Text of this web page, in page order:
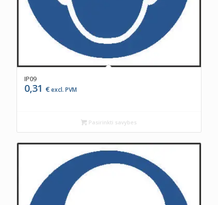
IP09
0,31 €excl. PVM
Pasirinkti savybes